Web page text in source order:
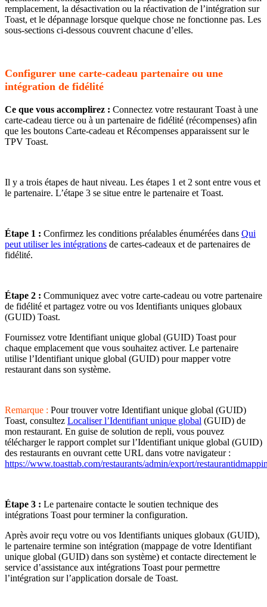
remplacement, la désactivation ou la réactivation de l’intégration sur
Toast, et le dépannage lorsque quelque chose ne fonctionne pas. Les
sous-sections ci-dessous couvrent chacune d’elles.
Configurer une carte-cadeau partenaire ou une
intégration de fidélité
Ce que vous accomplirez : Connectez votre restaurant Toast à une
carte-cadeau tierce ou à un partenaire de fidélité (récompenses) afin
que les boutons Carte-cadeau et Récompenses apparaissent sur le
TPV Toast.
Il y a trois étapes de haut niveau. Les étapes 1 et 2 sont entre vous et
le partenaire. L’étape 3 se situe entre le partenaire et Toast.
Étape 1 : Confirmez les conditions préalables énumérées dans Qui
peut utiliser les intégrations de cartes-cadeaux et de partenaires de
fidélité.
Étape 2 : Communiquez avec votre carte-cadeau ou votre partenaire
de fidélité et partagez votre ou vos Identifiants uniques globaux
(GUID) Toast.
Fournissez votre Identifiant unique global (GUID) Toast pour
chaque emplacement que vous souhaitez activer. Le partenaire
utilise l’Identifiant unique global (GUID) pour mapper votre
restaurant dans son système.
Remarque : Pour trouver votre Identifiant unique global (GUID)
Toast, consultez Localiser l’Identifiant unique global (GUID) de
mon restaurant. En guise de solution de repli, vous pouvez
télécharger le rapport complet sur l’Identifiant unique global (GUID)
des restaurants en ouvrant cette URL dans votre navigateur :
https://www.toasttab.com/restaurants/admin/export/
Étape 3 : Le partenaire contacte le soutien technique des
intégrations Toast pour terminer la configuration.
Après avoir reçu votre ou vos Identifiants uniques globaux (GUID),
le partenaire termine son intégration (mappage de votre Identifiant
unique global (GUID) dans son système) et contacte directement le
service d’assistance aux intégrations Toast pour permettre
l’intégration sur l’application dorsale de Toast.